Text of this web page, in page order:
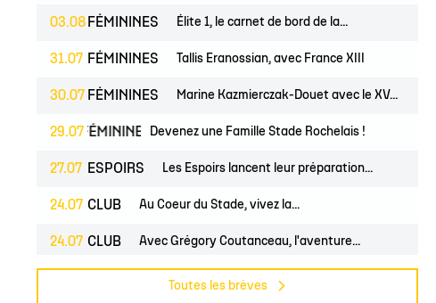
03.08 FÉMININES Élite 1, le carnet de bord de la...
31.07 FÉMININES Tallis Eranossian, avec France XIII
30.07 FÉMININES Marine Kazmierczak-Douet avec le XV...
29.07
FÉMININES CLUBDevenez une Famille Stade Rochelais !
27.07 ESPOIRS Les Espoirs lancent leur préparation...
24.07 CLUB Au Coeur du Stade, vivez la...
24.07 CLUB Avec Grégory Coutanceau, l'aventure...
Billetterie, les dates de mises en...
Toutes les brèves